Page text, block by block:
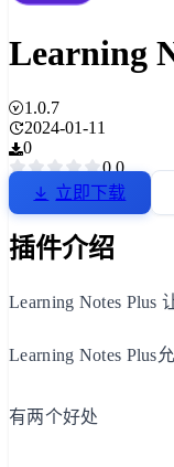
Learning
1.0.7
2024-01-11
0
0.0
立即下载
插件介绍
Learning Notes Plus
Learning Notes Plus
有两个好处